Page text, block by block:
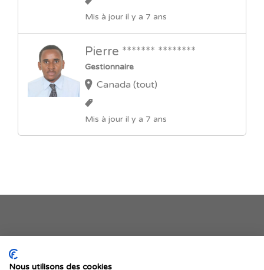
Mis à jour il y a 7 ans
Pierre ******* ********
Gestionnaire
Canada (tout)
Mis à jour il y a 7 ans
Je publie mon offre
Nous utilisons des cookies